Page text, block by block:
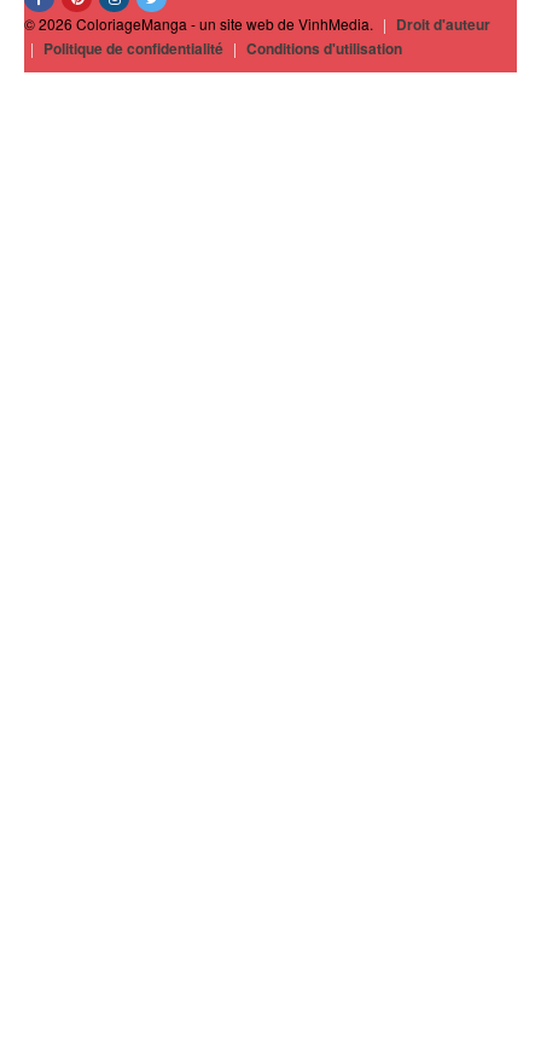
© 2026 ColoriageManga - un site web de VinhMedia. | Droit d'auteur
| Politique de confidentialité | Conditions d'utilisation